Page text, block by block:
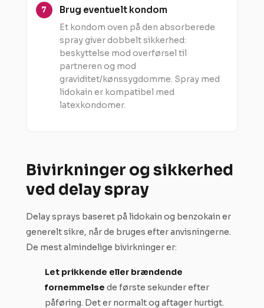
Brug eventuelt kondom
Et kondom oven på den absorberede
spray giver dobbelt sikkerhed:
beskyttelse mod overførsel til
partneren og mod
graviditet/kønssygdomme. Spray med
lidokain er kompatibel med
latexkondomer.
Bivirkninger og sikkerhed
ved delay spray
Delay sprays baseret på lidokain og benzokain er
generelt sikre, når de bruges efter anvisningerne.
De mest almindelige bivirkninger er:
Let prikkende eller brændende
fornemmelse de første sekunder efter
påføring. Det er normalt og aftager hurtigt.